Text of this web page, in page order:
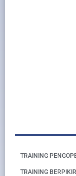
TRAINING
TRAINING